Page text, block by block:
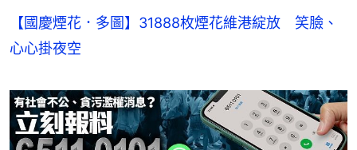
【國慶煙花．多圖】31888枚煙花維港綻放 笑臉、
心心掛夜空